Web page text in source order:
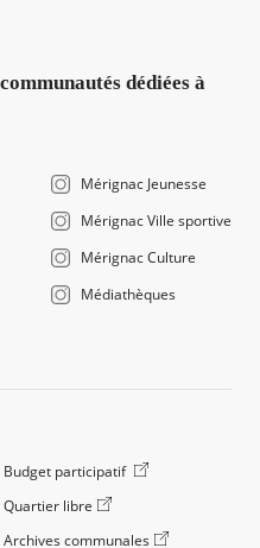
dédiées à
Mérignac Jeunesse
Mérignac Ville sportive
Mérignac Culture
Médiathèques
Budget participatif
Quartier libre
Archives communales